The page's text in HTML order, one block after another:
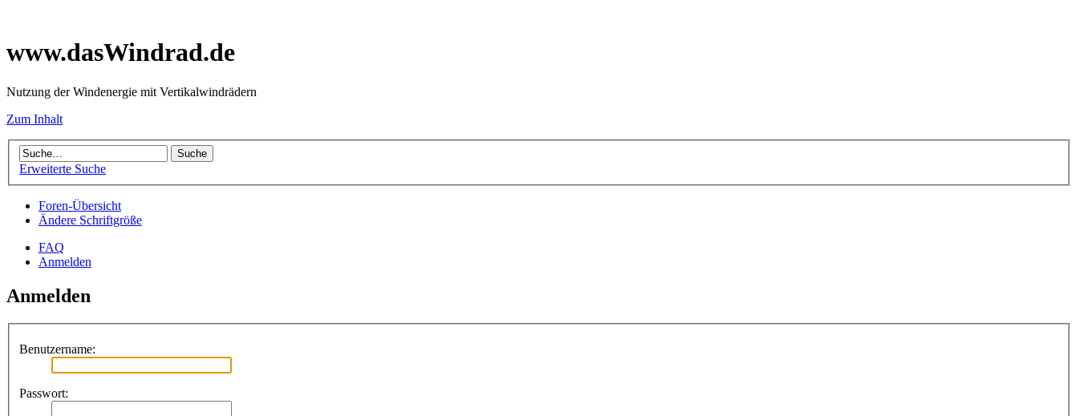
www.dasWindrad.de
Nutzung der Windenergie mit Vertikalwindrädern
Zum Inhalt
Erweiterte Suche
Foren-Übersicht
Ändere Schriftgröße
FAQ
Anmelden
Anmelden
Benutzername:
Passwort: